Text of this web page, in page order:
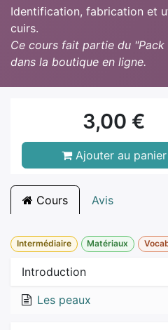
Identification, fabrication et
cuirs.
Ce cours fait partie du
dans la boutique en ligne.
3,00 €
Ajouter au panier
Cours Avis
Intermédiaire Matériaux
Introduction
Les peaux